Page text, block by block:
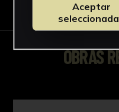
OBRAS
Aceptar